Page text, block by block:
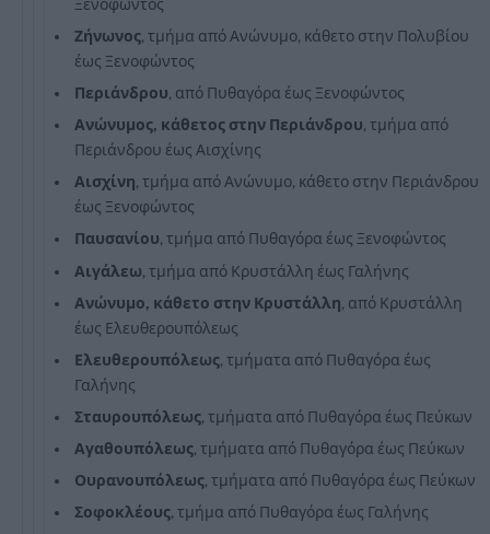
Ξενοφώντος
Ζήνωνος, τμήμα από Ανώνυμο, κάθετο στην Πολυβίου
έως Ξενοφώντος
Περιάνδρου, από Πυθαγόρα έως Ξενοφώντος
Ανώνυμος, κάθετος στην Περιάνδρου, τμήμα από
Περιάνδρου έως Αισχίνης
Αισχίνη, τμήμα από Ανώνυμο, κάθετο στην Περιάνδρου
έως Ξενοφώντος
Παυσανίου, τμήμα από Πυθαγόρα έως Ξενοφώντος
Αιγάλεω, τμήμα από Κρυστάλλη έως Γαλήνης
Ανώνυμο, κάθετο στην Κρυστάλλη, από Κρυστάλλη
έως Ελευθερουπόλεως
Ελευθερουπόλεως, τμήματα από Πυθαγόρα έως
Γαλήνης
Σταυρουπόλεως, τμήματα από Πυθαγόρα έως Πεύκων
Αγαθουπόλεως, τμήματα από Πυθαγόρα έως Πεύκων
Ουρανουπόλεως, τμήματα από Πυθαγόρα έως Πεύκων
Σοφοκλέους, τμήμα από Πυθαγόρα έως Γαλήνης